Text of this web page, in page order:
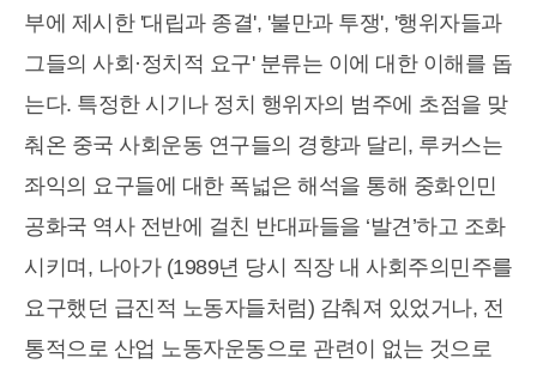
부에 제시한 '대립과 종결', '불만과 투쟁', '행위자들과
그들의 사회·정치적 요구' 분류는 이에 대한 이해를 돕
는다. 특정한 시기나 정치 행위자의 범주에 초점을 맞
춰온 중국 사회운동 연구들의 경향과 달리, 루커스는
좌익의 요구들에 대한 폭넓은 해석을 통해 중화인민
공화국 역사 전반에 걸친 반대파들을 ‘발견’하고 조화
시키며, 나아가 (1989년 당시 직장 내 사회주의민주를
요구했던 급진적 노동자들처럼) 감춰져 있었거나, 전
통적으로 산업 노동자운동으로 관련이 없는 것으로